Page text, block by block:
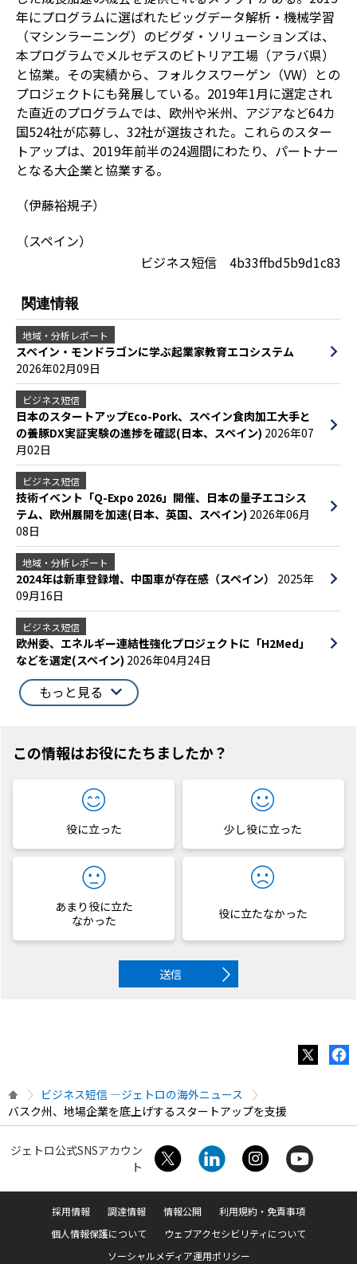
年にプログラムに選ばれたビッグデータ解析・機械学習
（マシンラーニング）のビグダ・ソリューションズは、
本プログラムでメルセデスのビトリア工場（アラバ県）
と協業。その実績から、フォルクスワーゲン（VW）との
プロジェクトにも発展している。2019年1月に選定され
た直近のプログラムでは、欧州や米州、アジアなど64カ
国524社が応募し、32社が選抜された。これらのスター
トアップは、2019年前半の24週間にわたり、パートナー
となる大企業と協業する。
（伊藤裕規子）
（スペイン）
ビジネス短信 4b33ffbd5b9d1c83
関連情報
地域・分析レポート
スペイン・モンドラゴンに学ぶ起業家教育エコシステム
2026年02月09日
ビジネス短信
日本のスタートアップEco-Pork、スペイン食肉加工大手と
の養豚DX実証実験の進捗を確認(日本、スペイン) 2026年07
月02日
ビジネス短信
技術イベント「Q-Expo 2026」開催、日本の量子エコシス
テム、欧州展開を加速(日本、英国、スペイン) 2026年06月
08日
地域・分析レポート
2024年は新車登録増、中国車が存在感（スペイン） 2025年
09月16日
ビジネス短信
欧州委、エネルギー連結性強化プロジェクトに「H2Med」
などを選定(スペイン) 2026年04月24日
もっと見る
この情報はお役にたちましたか？
役に立った 少し役に立った
あまり役に立た
なかった
役に立たなかった
送信
ビジネス短信 ―ジェトロの海外ニュース
バスク州、地場企業を底上げするスタートアップを支援
ジェトロ公式SNSアカウン
ト
採用情報 調達情報 情報公開
利用規約・免責事項
個人情報保護について
ウェブアクセシビリティについて
ソーシャルメディア運用ポリシー